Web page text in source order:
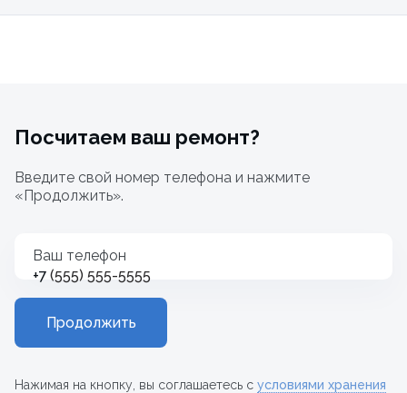
Посчитаем ваш ремонт?
Введите свой номер телефона и нажмите
«Продолжить».
Ваш телефон
+7
Продолжить
Нажимая на кнопку, вы соглашаетесь с условиями хранения